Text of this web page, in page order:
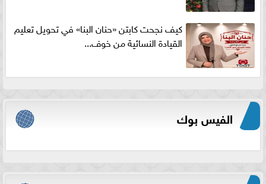
كيف نجحت كابتن «حنان البنا» في تحويل تعليم
القيادة النسائية من خوف...
الفيس بوك